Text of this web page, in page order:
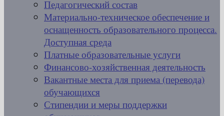
Педагогический состав
Материально-техническое обеспечение и
оснащенность образовательного процесса.
Доступная среда
Платные образовательные услуги
Финансово-хозяйственная деятельность
Вакантные места для приема (перевода)
обучающихся
Стипендии и меры поддержки